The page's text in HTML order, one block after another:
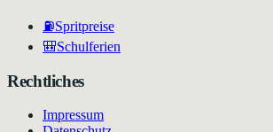
⛽Spritpreise
🎒Schulferien
Rechtliches
Impressum